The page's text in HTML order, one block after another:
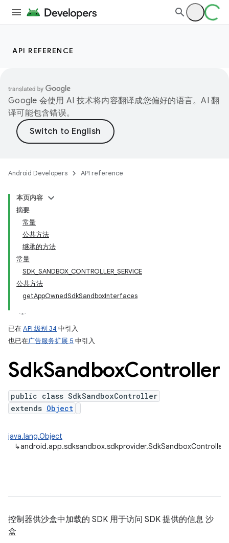
API REFERENCE
Google 会使用 AI 技术将内容翻译成您偏好的语言。AI 翻
译可能包含错误。
Android Developers API reference
本页内容
摘要
常量
公共方法
继承的方法
常量
SDK_SANDBOX_CONTROLLER_SERVICE
公共方法
getAppOwnedSdkSandboxInterfaces
已在API 级别 34 中引入
也已在广告服务扩展 5 中引入
SdkSandboxController
public class SdkSandboxController
extends Object
java.lang.Object
↳android.app.sdksandbox.sdkprovider.SdkSandboxController
控制器供沙盒中加载的 SDK 用于访问 SDK 提供的信息 沙
盒